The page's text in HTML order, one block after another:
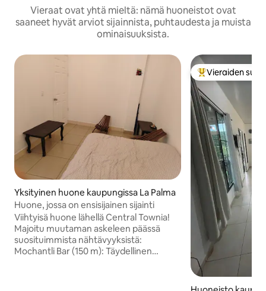
Vieraat ovat yhtä mieltä: nämä huoneistot ovat
saaneet hyvät arviot sijainnista, puhtaudesta ja muista
ominaisuuksista.
Yksityinen huone kaupungissa La Palma
Huone, jossa on ensisijainen sijainti
Viihtyisä huone lähellä Central Townia!
Majoitu muutaman askeleen päässä
suosituimmista nähtävyyksistä:
Mochantli Bar (150 m): Täydellinen
Vieraiden
Vieraiden